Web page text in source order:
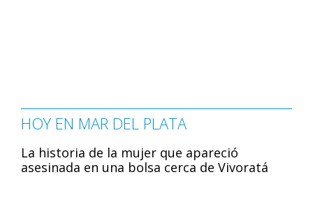
HOY EN MAR DEL PLATA
La historia de la mujer que apareció
asesinada en una bolsa cerca de Vivoratá